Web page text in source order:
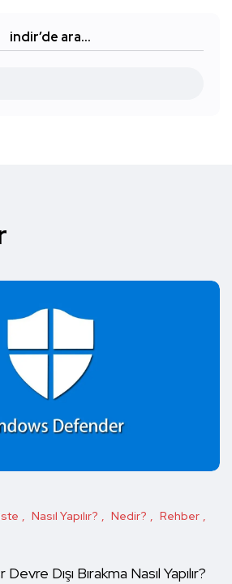
indir’de ara…
Nasıl Yapılır? Nedir?
Rehber
Dışı Bırakma Nasıl Yapılır?